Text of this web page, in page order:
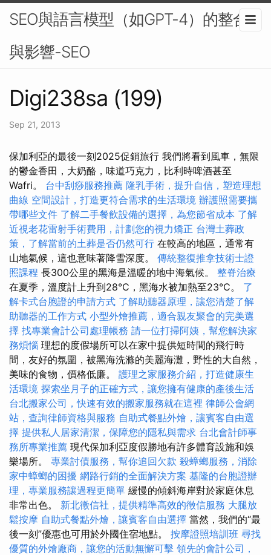
SEO與語言模型（如GPT-4）的整合
與影響-SEO
Digi238sa (199)
Sep 21, 2013
保加利亞的最後一刻2025促銷旅行 我們將看到風車，無限
的鬱金香田，大奶酪，味道巧克力，比利時啤酒甚至
Wafri。 台中刮痧服務推薦 隆乳手術，提升自信，塑造理想
曲線 空間設計，打造更符合需求的生活環境 辦護照需要攜
帶哪些文件 了解二手餐飲設備的選擇，為您節省成本 了解
近視老花雷射手術費用，計劃您的視力矯正 台灣土葬政
策，了解當前的土葬是否仍然可行 在較高的地區，通常有
山地氣候，這也意味著降雪深度。 傳統整復推拿技術士證
照課程 長300公里的黑海是溫暖的地中海氣候。 整脊治療
在夏季，溫度計上升到28°C，黑海水被加熱至23°C。 了
解卡式台胞證的申請方式 了解助聽器原理，讓您清楚了解
助聽器的工作方式 小型外燴推薦，適合親友聚會的完美選
擇 找專業會計公司處理帳務 請一位打掃阿姨，幫您解決家
務煩惱 理想的度假場所可以在家中提供短時間的飛行時
間，友好的氛圍，被黑海洗滌的美麗海灘，野性的大自然，
美味的食物，價格低廉。 護理之家服務介紹，打造健康生
活環境 探索坐月子的正確方式，讓您擁有健康的產後生活
台北搬家公司，快速有效的搬家服務就在這裡 律師公會網
站，查詢律師資格與服務 自助式餐點外燴，讓賓客自由選
擇 提供私人居家清潔，保障您的隱私與需求 台北會計師事
務所專業推薦 現代保加利亞度假勝地有許多體育設施和娛
樂場所。 專業討債服務，幫你追回欠款 殺蟑螂服務，消除
家中蟑螂的困擾 網路行銷的全面解決方案 基隆的台胞證辦
理，專業服務讓過程更簡單 緩慢的傾斜海岸對於家庭休息
非常出色。 新北徵信社，提供精準高效的徵信服務 大腿放
鬆按摩 自助式餐點外燴，讓賓客自由選擇 當然，我們的“最
後一刻”優惠也可用於外國住宿地點。 按摩證照培訓班 尋找
優質的外燴廠商，讓您的活動無懈可擊 領先的會計公司，